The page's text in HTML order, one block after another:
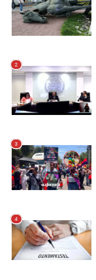
2
3
4